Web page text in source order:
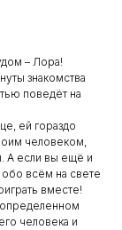
– Лора!
знакомства
поведёт на
ей гораздо
человеком,
А если вы ещё и
обо всём на свете
вместе!
человека и